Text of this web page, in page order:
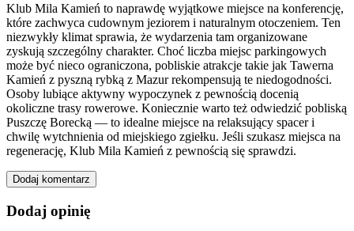
Klub Mila Kamień to naprawdę wyjątkowe miejsce na konferencję,
które zachwyca cudownym jeziorem i naturalnym otoczeniem. Ten
niezwykły klimat sprawia, że wydarzenia tam organizowane
zyskują szczególny charakter. Choć liczba miejsc parkingowych
może być nieco ograniczona, pobliskie atrakcje takie jak Tawerna
Kamień z pyszną rybką z Mazur rekompensują te niedogodności.
Osoby lubiące aktywny wypoczynek z pewnością docenią
okoliczne trasy rowerowe. Koniecznie warto też odwiedzić pobliską
Puszczę Borecką — to idealne miejsce na relaksujący spacer i
chwilę wytchnienia od miejskiego zgiełku. Jeśli szukasz miejsca na
regenerację, Klub Mila Kamień z pewnością się sprawdzi.
Dodaj komentarz
Dodaj opinię